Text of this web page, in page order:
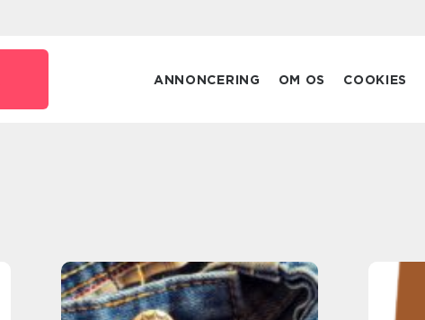
ANNONCERING OM OS COOKIES